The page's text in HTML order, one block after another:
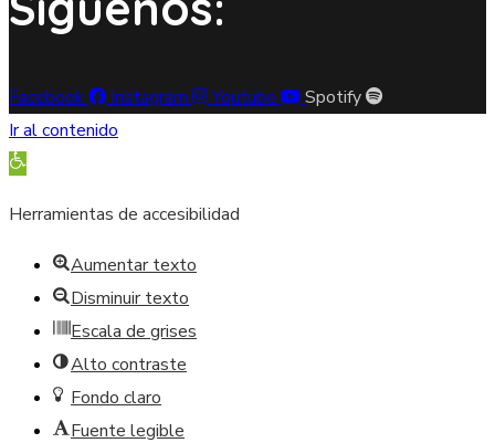
Facebook Instagram Youtube
Spotify
Ir al contenido
Abrir barra de herramientas
Herramientas de accesibilidad
Aumentar texto
Disminuir texto
Escala de grises
Alto contraste
Fondo claro
Fuente legible